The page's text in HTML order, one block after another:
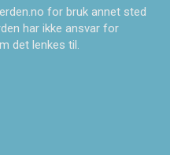
for bruk annet sted
har ikke ansvar for
det lenkes til.